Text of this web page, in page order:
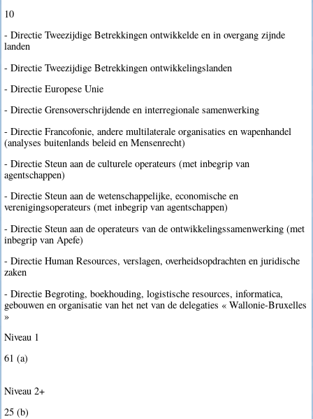
10
- Directie Tweezijdige Betrekkingen ontwikkelde en in overgang zijnde
landen
- Directie Tweezijdige Betrekkingen ontwikkelingslanden
- Directie Europese Unie
- Directie Grensoverschrijdende en interregionale samenwerking
- Directie Francofonie, andere multilaterale organisaties en wapenhandel
(analyses buitenlands beleid en Mensenrecht)
- Directie Steun aan de culturele operateurs (met inbegrip van
agentschappen)
- Directie Steun aan de wetenschappelijke, economische en
verenigingsoperateurs (met inbegrip van agentschappen)
- Directie Steun aan de operateurs van de ontwikkelingssamenwerking (met
inbegrip van Apefe)
- Directie Human Resources, verslagen, overheidsopdrachten en juridische
zaken
- Directie Begroting, boekhouding, logistische resources, informatica,
gebouwen en organisatie van het net van de delegaties « Wallonie-Bruxelles
»
Niveau 1
61 (a)
Niveau 2+
25 (b)